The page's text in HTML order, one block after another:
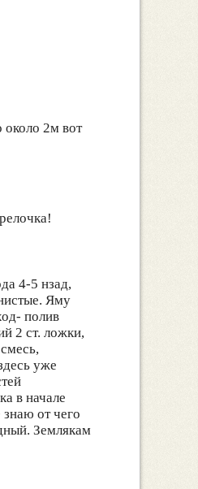
около 2м вот
4-5 нзад,
Яму
полив
2 ст. ложки,
уже
в начале
от чего
Землякам